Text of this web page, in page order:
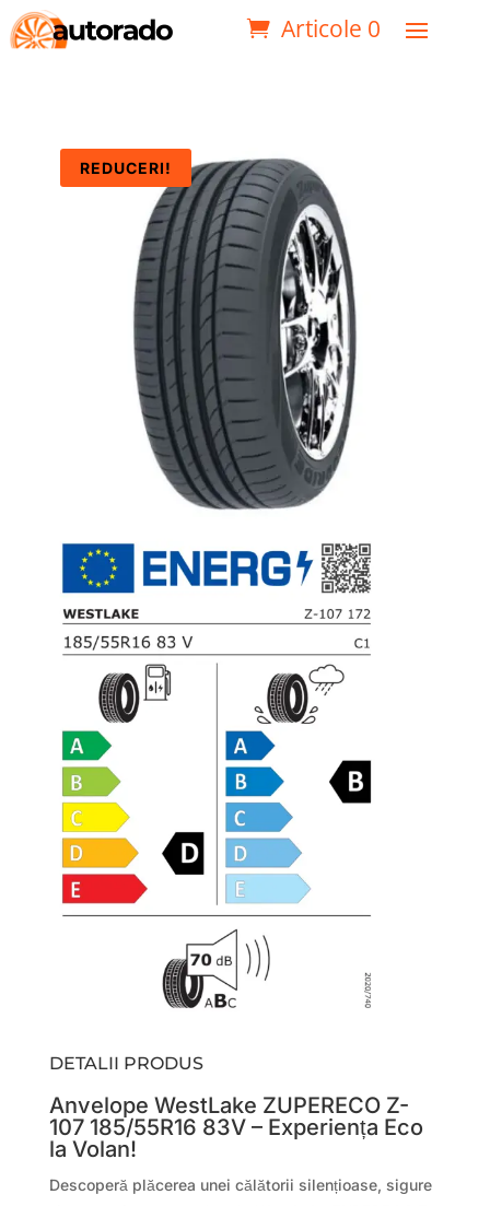
Articole 0
REDUCERI!
DETALII PRODUS
Anvelope WestLake ZUPERECO Z-
107 185/55R16 83V – Experiența Eco
la Volan!
Descoperă plăcerea unei călătorii silențioase, sigure